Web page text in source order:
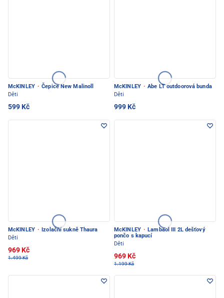
McKINLEY · Čepice New Malinoll
Děti
599 Kč
McKINLEY · Abe LT outdoorová bunda
Děti
999 Kč
McKINLEY ·
Izolační sukně Thaura
Děti
969 Kč
1.499 Kč
McKINLEY · Lambaol III 2L dešťový
pončo s kapucí
Děti
969 Kč
1.199 Kč